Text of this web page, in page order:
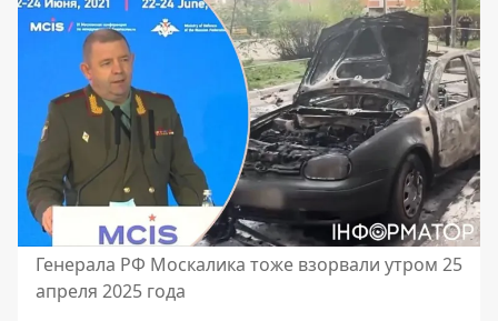
Генерала РФ Москалика тоже взорвали утром 25
апреля 2025 года